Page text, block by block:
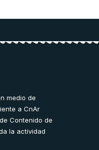
medio de
a CnAr
Contenido de
la actividad